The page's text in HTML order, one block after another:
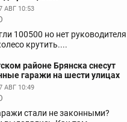
АВГ 10:53
100500 но нет руководителя
крутить....
районе Брянска снесут
гаражи на шести улицах
АВГ 10:49
стали не законными?